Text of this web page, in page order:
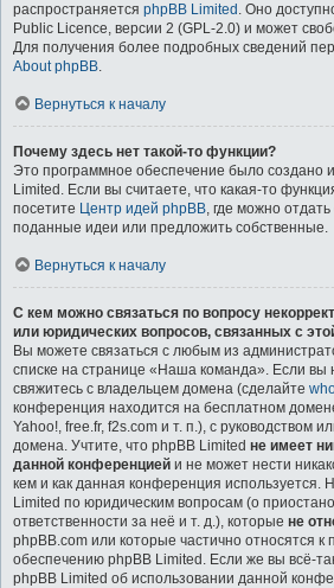
распространяется phpBB Limited . Оно
Public Licence, версии 2 (GPL-2.0) и может
Для получения более подробных сведений
About phpBB.
Вернуться к началу
Почему здесь нет такой-то функции?
Это программное обеспечение было создано
Limited. Если вы считаете, что какая-то
посетите Центр идей phpBB, где можно
поданные идеи или предложить собственные.
Вернуться к началу
С кем можно связаться по вопросу
или юридических вопросов, связанных с
Вы можете связаться с любым из
списке на странице «Наша команда». Если вы
свяжитесь с владельцем домена (сделайте
конференция находится на бесплатном
Yahoo!, free.fr, f2s.com и т. п.), с руководством
домена. Учтите, что phpBB Limited не имеет
данной конференцией и не может нести
кем и как данная конференция используется.
Limited по юридическим вопросам (о
ответственности за неё и т. д.), которые не
phpBB.com или которые частично относятся к
обеспечению phpBB Limited. Если же вы всё-
phpBB Limited об использовании данной